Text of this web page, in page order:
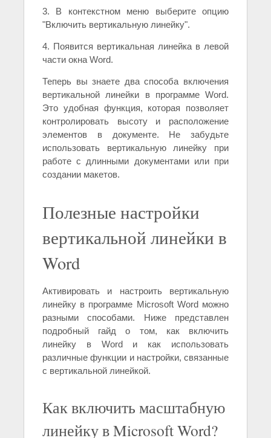
3. В контекстном меню выберите опцию
"Включить вертикальную линейку".
4. Появится вертикальная линейка в левой
части окна Word.
Теперь вы знаете два способа включения
вертикальной линейки в программе Word.
Это удобная функция, которая позволяет
контролировать высоту и расположение
элементов в документе. Не забудьте
использовать вертикальную линейку при
работе с длинными документами или при
создании макетов.
Полезные настройки
вертикальной линейки в
Word
Активировать и настроить вертикальную
линейку в программе Microsoft Word можно
разными способами. Ниже представлен
подробный гайд о том, как включить
линейку в Word и как использовать
различные функции и настройки, связанные
с вертикальной линейкой.
Как включить масштабную
линейку в Microsoft Word?